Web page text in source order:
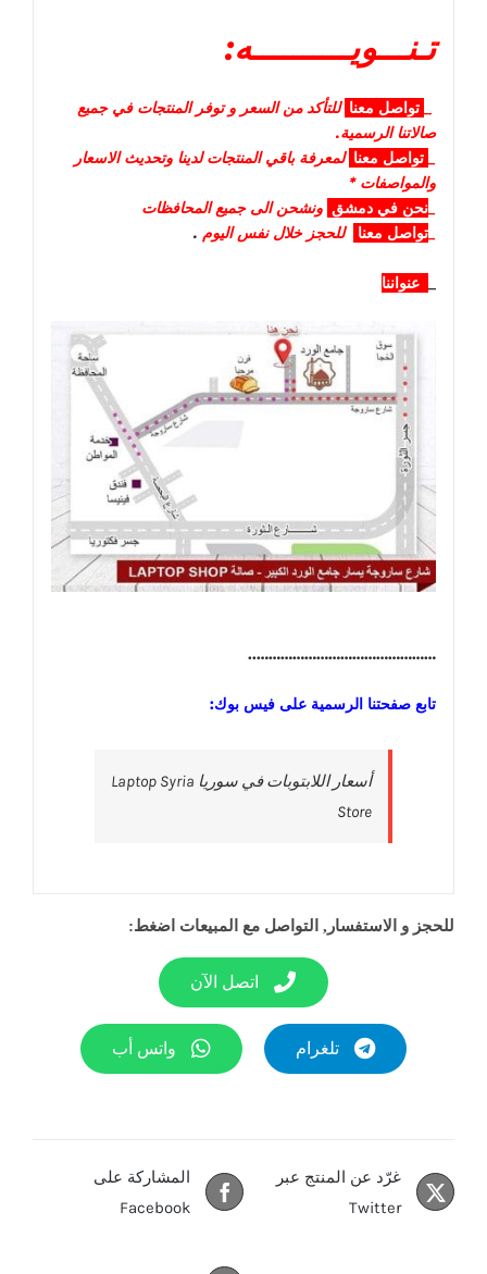
تـنـــويــــــــــه:
تواصل معنا للتأكد من السعر و توفر المنتجات في جميع
صالاتنا الرسمية.
تواصل معنا لمعرفة باقي المنتجات لدينا وتحديث الاسعار
والمواصفات *
نحن في دمشق ونشحن الى جميع المحافظات
تواصل معنا للحجز خلال نفس اليوم .
عنواننا
………………………………………..
تابع صفحتنا الرسمية على فيس بوك:
‎أسعار اللابتوبات في سوريا Laptop Syria
Store‎
للحجز و الاستفسار, التواصل مع المبيعات اضغط:
اتصل الآن
تلغرام واتس أب
المشاركة على
Facebook
غرّد عن المنتج عبر
Twitter